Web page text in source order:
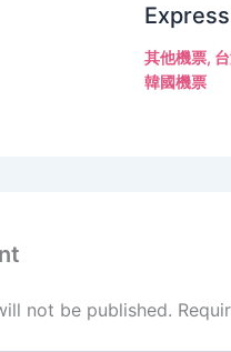
Express
其他機票,
韓國機票
not be published.